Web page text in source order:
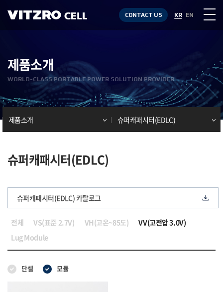
CONTACT US KR EN
제품소개
WORLD-CLASS PORTABLE POWER SOLUTION PROVIDER
제품소개 슈퍼캐패시터(EDLC)
슈퍼캐패시터(EDLC)
슈퍼캐패시터(EDLC) 카탈로그
전체 VS(표준 2.7V) VH(고온~85도)
VV(고전압 3.0V)
Lug Module
단셀 모듈